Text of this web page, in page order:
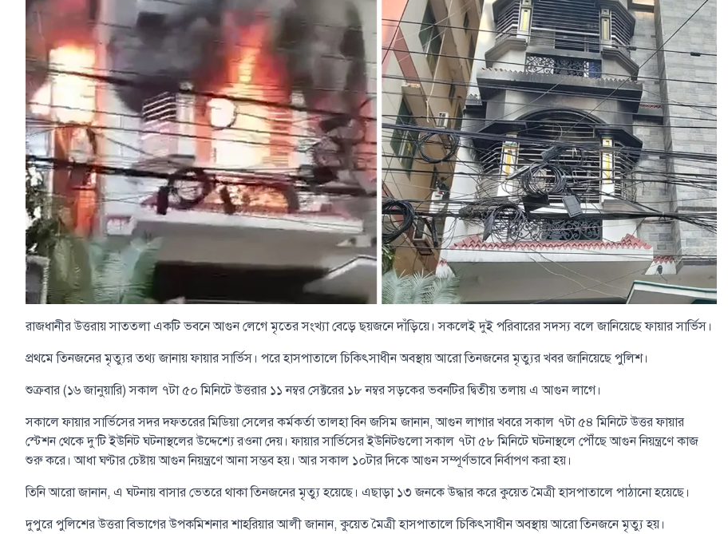
রাজধানীর উত্তরায় সাততলা একটি ভবনে আগুন লেগে মৃতের সংখ্যা বেড়ে ছয়জনে দাঁড়িয়ে। সকলেই দুই পরিবারের সদস্য বলে জানিয়েছে ফায়ার সার্ভিস।
প্রথমে তিনজনের মৃত্যুর তথ্য জানায় ফায়ার সার্ভিস। পরে হাসপাতালে চিকিৎসাধীন অবস্থায় আরো তিনজনের মৃত্যুর খবর জানিয়েছে পুলিশ।
শুক্রবার (১৬ জানুয়ারি) সকাল ৭টা ৫০ মিনিটে উত্তরার ১১ নম্বর সেক্টরের ১৮ নম্বর সড়কের ভবনটির দ্বিতীয় তলায় এ আগুন লাগে।
সকালে ফায়ার সার্ভিসের সদর দফতরের মিডিয়া সেলের কর্মকর্তা তালহা বিন জসিম জানান, আগুন লাগার খবরে সকাল ৭টা ৫৪ মিনিটে উত্তর ফায়ার
স্টেশন থেকে দু’টি ইউনিট ঘটনাস্থলের উদ্দেশ্যে রওনা দেয়। ফায়ার সার্ভিসের ইউনিটগুলো সকাল ৭টা ৫৮ মিনিটে ঘটনাস্থলে পৌঁছে আগুন নিয়ন্ত্রণে কাজ
শুরু করে। আধা ঘণ্টার চেষ্টায় আগুন নিয়ন্ত্রণে আনা সম্ভব হয়। আর সকাল ১০টার দিকে আগুন সম্পূর্ণভাবে নির্বাপণ করা হয়।
তিনি আরো জানান, এ ঘটনায় বাসার ভেতরে থাকা তিনজনের মৃত্যু হয়েছে। এছাড়া ১৩ জনকে উদ্ধার করে কুয়েত মৈত্রী হাসপাতালে পাঠানো হয়েছে।
দুপুরে পুলিশের উত্তরা বিভাগের উপকমিশনার শাহরিয়ার আলী জানান, কুয়েত মৈত্রী হাসপাতালে চিকিৎসাধীন অবস্থায় আরো তিনজনে মৃত্যু হয়।